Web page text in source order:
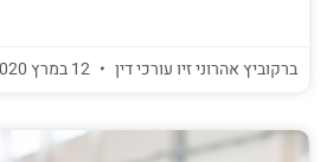
ברקוביץ אהרוני זיו עורכי דין